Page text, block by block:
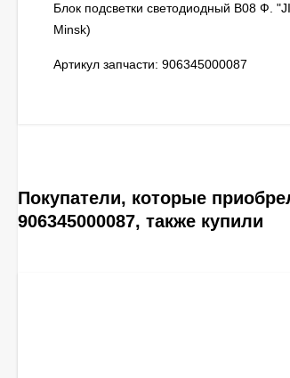
Блок подсветки светодиодный В08 Ф.
Minsk)
Артикул запчасти: 906345000087
Покупатели, которые
906345000087, также купили